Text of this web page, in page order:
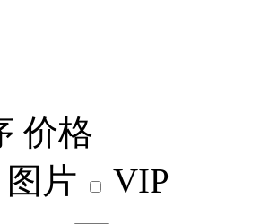
价格
图片
VIP